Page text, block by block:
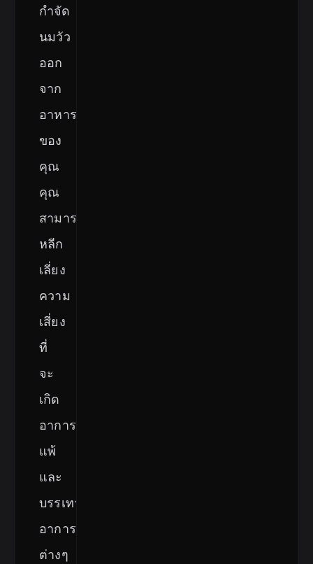
กำจัด
นมวัว
ออก
จาก
อาหาร
ของ
คุณ
คุณ
สามารถ
หลีก
เลี่ยง
ความ
เสี่ยง
ที่
จะ
เกิด
อาการ
แพ้
และ
บรรเทา
อาการ
ต่างๆ